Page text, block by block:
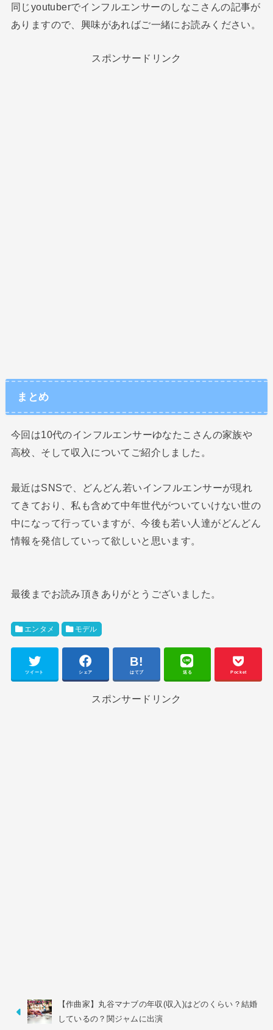
同じyoutuberでインフルエンサーのしなこさんの記事が
ありますので、興味があればご一緒にお読みください。
スポンサードリンク
まとめ
今回は10代のインフルエンサーゆなたこさんの家族や
高校、そして収入についてご紹介しました。
最近はSNSで、どんどん若いインフルエンサーが現れ
てきており、私も含めて中年世代がついていけない世の
中になって行っていますが、今後も若い人達がどんどん
情報を発信していって欲しいと思います。
最後までお読み頂きありがとうございました。
エンタメ モデル
ツイート シェア はてブ 送る Pocket
スポンサードリンク
【作曲家】丸谷マナブの年収(収入)はどのくらい？結婚
しているの？関ジャムに出演